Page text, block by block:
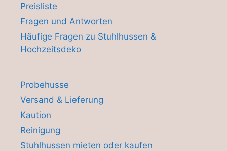
Preisliste
Fragen und Antworten
Häufige Fragen zu Stuhlhussen &
Hochzeitsdeko
Probehusse
Versand & Lieferung
Kaution
Reinigung
Stuhlhussen mieten oder kaufen